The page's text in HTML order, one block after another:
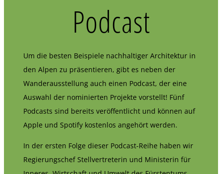
Podcast
Um die besten Beispiele nachhaltiger Architektur in
den Alpen zu präsentieren, gibt es neben der
Wanderausstellung auch einen Podcast, der eine
Auswahl der nominierten Projekte vorstellt! Fünf
Podcasts sind bereits veröffentlicht und können auf
Apple und Spotify kostenlos angehört werden.
In der ersten Folge dieser Podcast-Reihe haben wir
Regierungschef Stellvertreterin und Ministerin für